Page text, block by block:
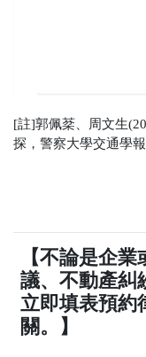
[註]郭佩棻、周文生
探，警察大學交通學
【不論是企
議、不動產糾
立即填表預約
關。】